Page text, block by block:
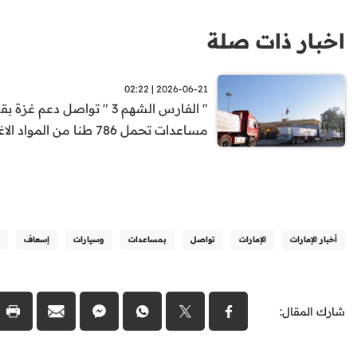
اخبار ذات صلة
2026-06-21 | 02:22
" الفارس الشهم 3 " تواصل دعم
مساعدات تحمل 786 طنا من المواد الاغاثية
أخبار الإمارات الإمارات تواصل بمساعدات وسيارات إسعاف
شارك المقال: